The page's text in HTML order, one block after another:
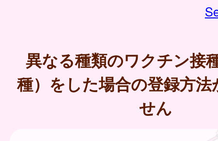
異なる種類のワクチン接
種）をした場合の登録方
せん